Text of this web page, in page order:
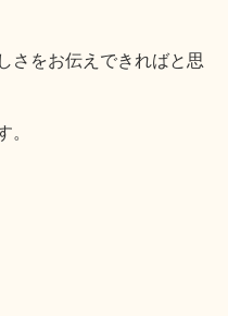
さをお伝えできればと思